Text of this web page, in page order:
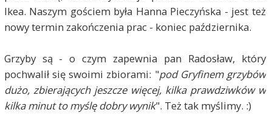
Ikea. Naszym gościem była Hanna Pieczyńska - jest też
nowy termin zakończenia prac - koniec października.
Grzyby są - o czym zapewnia pan Radosław, który
pochwalił się swoimi zbiorami: "pod Gryfinem grzybów
dużo, zbierających jeszcze więcej, kilka prawdziwków w
kilka minut to myślę dobry wynik". Też tak myślimy. :)